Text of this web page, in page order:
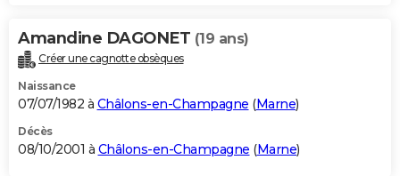
Amandine DAGONET (19 ans)
Créer une cagnotte obsèques
Naissance
07/07/1982 à Châlons-en-Champagne (Marne)
Décès
08/10/2001 à Châlons-en-Champagne (Marne)